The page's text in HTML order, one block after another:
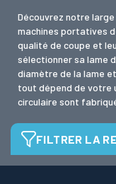
Découvrez notre
machines portatives
qualité de coupe et
sélectionner sa lame
diamètre de la lame
tout dépend de votre
circulaire sont
FILTRER LA
Diamètre de